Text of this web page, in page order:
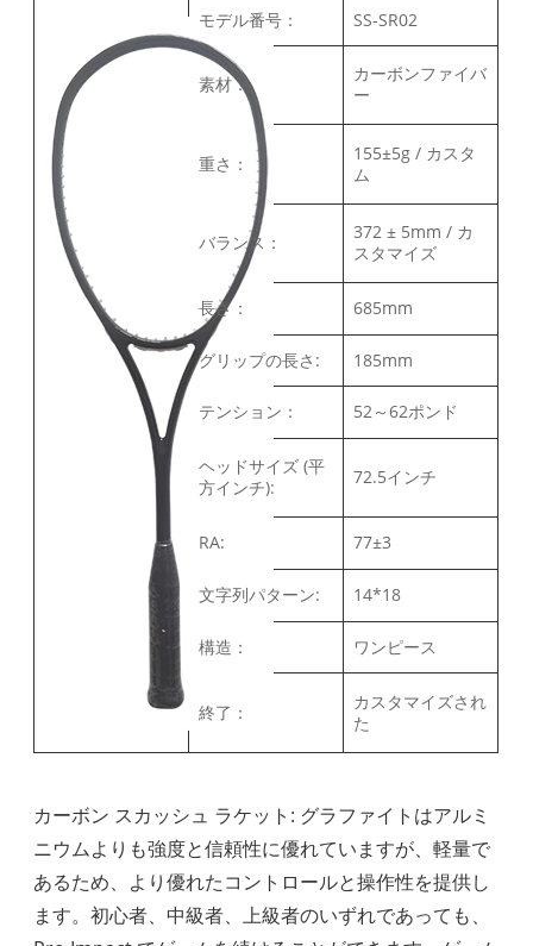
モデル番号： SS-SR02
素材：
カーボンファイバ
ー
重さ：
155±5g / カスタ
ム
バランス：
372 ± 5mm / カ
スタマイズ
長さ： 685mm
グリップの長さ: 185mm
テンション： 52～62ポンド
ヘッドサイズ (平
方インチ):
72.5インチ
RA: 77±3
文字列パターン: 14*18
構造： ワンピース
終了：
カスタマイズされ
た
カーボン スカッシュ ラケット: グラファイトはアルミ
ニウムよりも強度と信頼性に優れていますが、軽量で
あるため、より優れたコントロールと操作性を提供し
ます。初心者、中級者、上級者のいずれであっても、